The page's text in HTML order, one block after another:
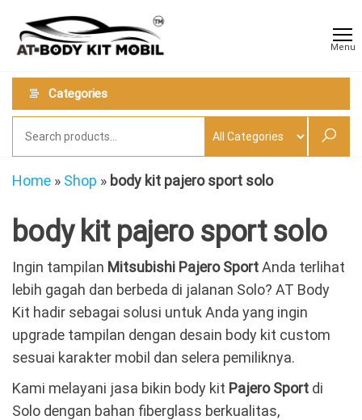
the
content
Kit
Mobil
Menu
Categories
Home » Shop » body kit pajero sport solo
body kit pajero sport solo
Ingin tampilan Mitsubishi Pajero SportAnda terlihat
lebih gagah dan berbeda di jalanan Solo? AT Body
Kit hadir sebagai solusi untuk Anda yang ingin
upgrade tampilan dengan desain body kit custom
sesuai karakter mobil dan selera pemiliknya.
Kami melayani jasa bikin body kit Pajero Sport di
Solo dengan bahan fiberglass berkualitas,